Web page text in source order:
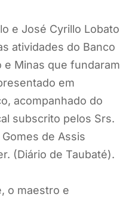
e José Cyrillo Lobato
atividades do Banco
e Minas que fundaram
em
acompanhado do
subscrito pelos Srs.
de Assis
(Diário de Taubaté).
o maestro e